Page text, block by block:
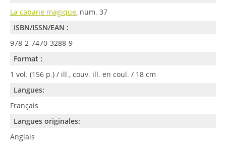
La cabane magique, num. 37
ISBN/ISSN/EAN :
978-2-7470-3288-9
Format :
1 vol. (156 p.) / ill., couv. ill. en coul. / 18 cm
Langues:
Français
Langues originales:
Anglais